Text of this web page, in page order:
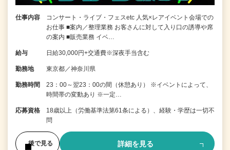
仕事内容
コンサート・ライブ・フェスetc 人気×レアイベント会場での
お仕事 ■案内／整理業務 お客さんに対して入り口の誘導や席
の案内 ■販売業務 イベ…
給与 日給30,000円+交通費※深夜手当含む
勤務地 東京都／神奈川県
勤務時間
23：00～翌23：00の間（休憩あり） ※イベントによって、
時間帯の変動あり ※一定…
応募資格
18歳以上（労働基準法第61条による）、経験・学歴は一切不
問
後で見る 詳細を見る